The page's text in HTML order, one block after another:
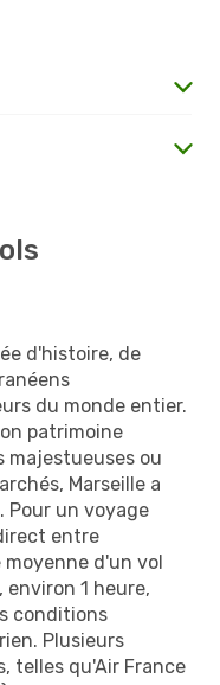
d'histoire, de
du monde entier.
patrimoine
majestueuses ou
Marseille a
Pour un voyage
entre
moyenne d'un vol
1 heure,
conditions
Plusieurs
telles qu'Air France